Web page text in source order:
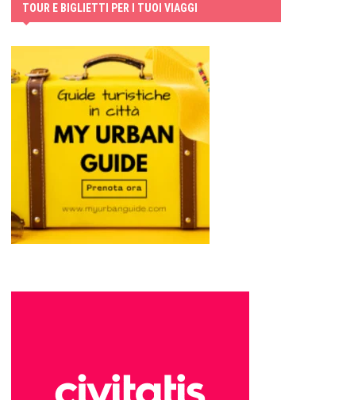
TOUR E BIGLIETTI PER I TUOI VIAGGI